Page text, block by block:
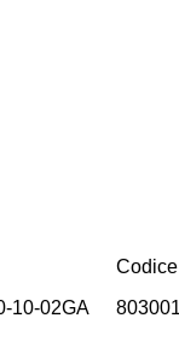
10-02GA